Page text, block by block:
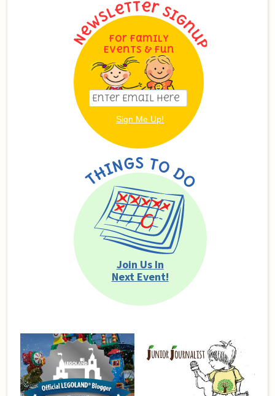
For Family
Events & Fun
Join Us In
Next Event!